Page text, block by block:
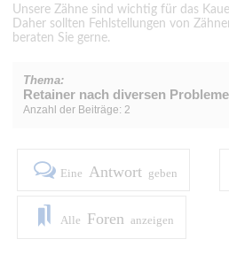
Unsere Zähne sind wichtig für das
Daher sollten Fehlstellungen von
beraten Sie gerne.
Thema:
Retainer nach diversen
Anzahl der Beiträge: 2
Eine Antwort geben
Alle Foren anzeigen